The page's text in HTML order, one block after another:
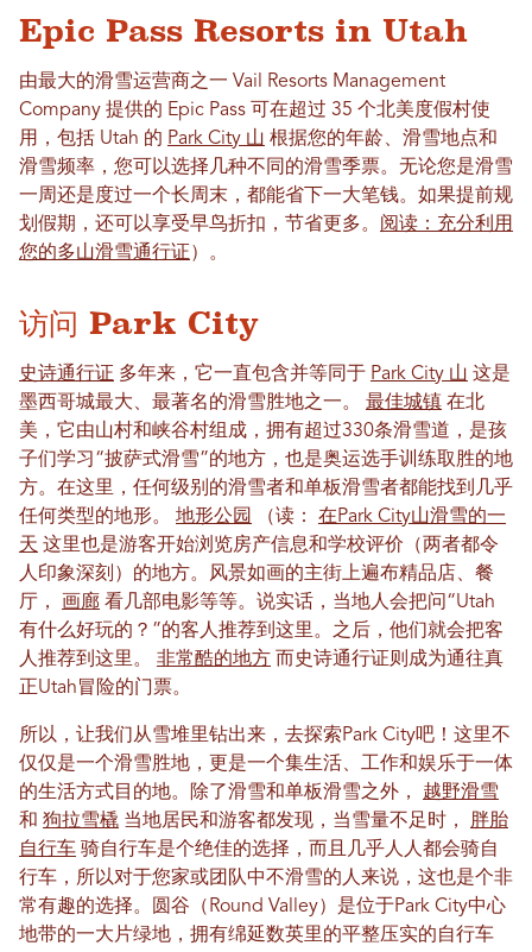
Epic Pass Resorts in Utah
由最大的滑雪运营商之一 Vail Resorts Management
Company 提供的 Epic Pass 可在超过 35 个北美度假村使
用，包括 Utah 的 Park City 山 根据您的年龄、滑雪地点和
滑雪频率，您可以选择几种不同的滑雪季票。无论您是滑雪
一周还是度过一个长周末，都能省下一大笔钱。如果提前规
划假期，还可以享受早鸟折扣，节省更多。
阅读：充分利用
您的多山滑雪通行证 ）。
访问 Park City
史诗通行证 多年来，它一直包含并等同于 Park City 山 这是
墨西哥城最大、最著名的滑雪胜地之一。 最佳城镇 在北
美，它由山村和峡谷村组成，拥有超过330条滑雪道，是孩
子们学习“披萨式滑雪”的地方，也是奥运选手训练取胜的地
方。在这里，任何级别的滑雪者和单板滑雪者都能找到几乎
任何类型的地形。 地形公园 （读： 在Park City山滑雪的一
天 这里也是游客开始浏览房产信息和学校评价（两者都令
人印象深刻）的地方。风景如画的主街上遍布精品店、餐
厅， 画廊 看几部电影等等。说实话，当地人会把问“Utah
有什么好玩的？”的客人推荐到这里。之后，他们就会把客
人推荐到这里。 非常酷的地方 而史诗通行证则成为通往真
正Utah冒险的门票。
所以，让我们从雪堆里钻出来，去探索Park City吧！这里不
仅仅是一个滑雪胜地，更是一个集生活、工作和娱乐于一体
的生活方式目的地。除了滑雪和单板滑雪之外， 越野滑雪
和 狗拉雪橇 当地居民和游客都发现，当雪量不足时， 胖胎
自行车 骑自行车是个绝佳的选择，而且几乎人人都会骑自
行车，所以对于您家或团队中不滑雪的人来说，这也是个非
常有趣的选择。圆谷（Round Valley）是位于Park City中心
地带的一大片绿地，拥有绵延数英里的平整压实的自行车